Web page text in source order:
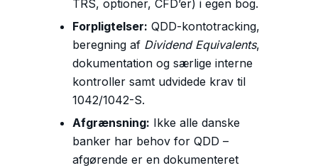
TRS, optioner, CFD’er) i egen bog.
Forpligtelser: QDD-kontotracking,
beregning af Dividend Equivalents,
dokumentation og særlige interne
kontroller samt udvidede krav til
1042/1042-S.
Afgrænsning: Ikke alle danske
banker har behov for QDD –
afgørende er en dokumenteret